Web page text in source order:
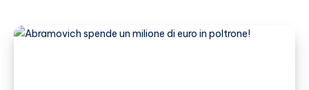
Veline